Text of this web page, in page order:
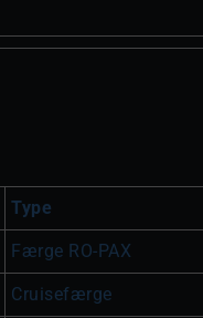
Type
Færge RO-PAX
Cruisefærge